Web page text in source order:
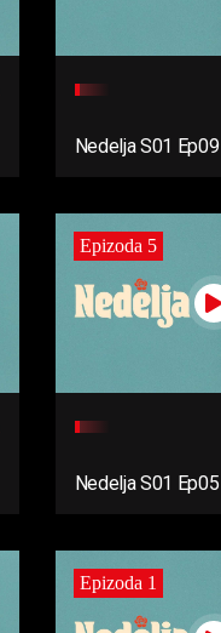
Nedelja S01 Ep09
Epizoda 5
Nedelja S01 Ep05
Epizoda 1